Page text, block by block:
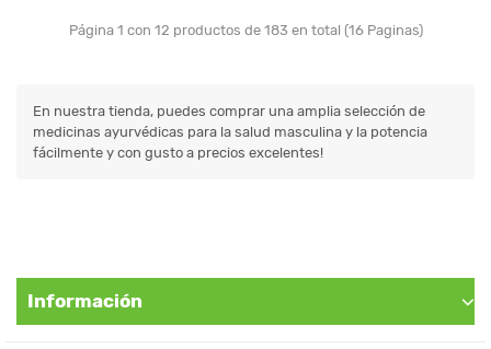
Página 1 con 12 productos de 183 en total (16 Paginas)
En nuestra tienda, puedes comprar una amplia selección de
medicinas ayurvédicas para la salud masculina y la potencia
fácilmente y con gusto a precios excelentes!
Información